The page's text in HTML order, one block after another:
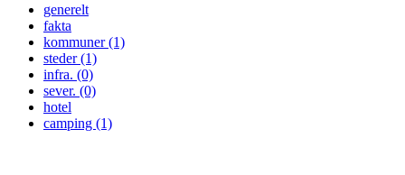
generelt
fakta
kommuner (1)
steder (1)
infra. (0)
sever. (0)
hotel
camping (1)